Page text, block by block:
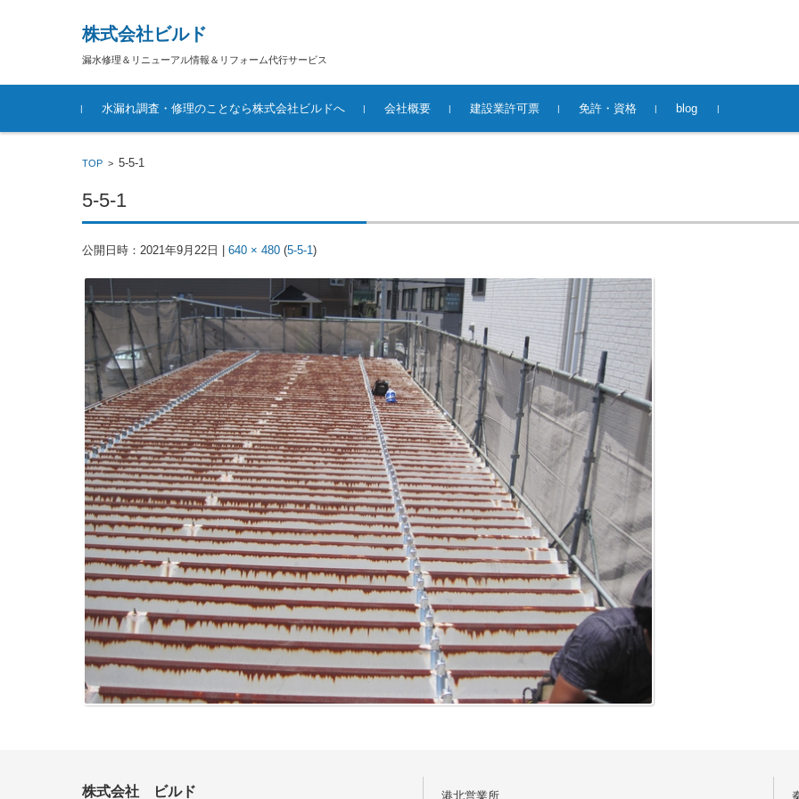
株式会社ビルド
漏水修理＆リニューアル情報＆リフォーム代行サービス
コンテンツに移動
水漏れ調査・修理のことなら株式会社ビルドへ
会社概要 建設業許可票 免許・資格 blog
TOP > 5-5-1
5-5-1
公開日時： 2021年9月22日 640 × 480 (5-5-1)
株式会社 ビルド 港北営業所